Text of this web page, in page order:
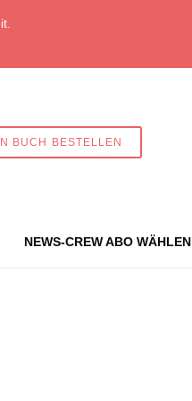
BUCH BESTELLEN
NEWS-CREW ABO WÄHLEN